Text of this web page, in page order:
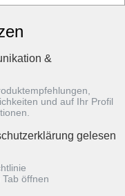
&
und auf Ihr Profil
gelesen
öffnen